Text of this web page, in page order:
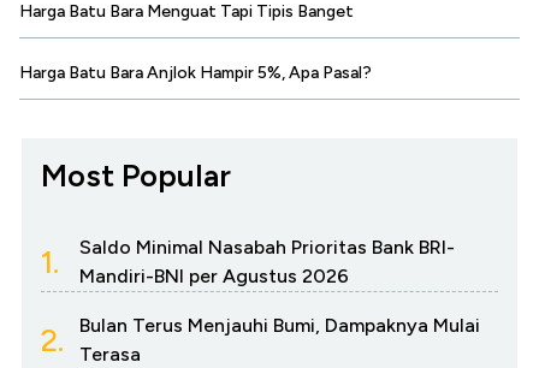
Harga Batu Bara Menguat Tapi Tipis Banget
Harga Batu Bara Anjlok Hampir 5%, Apa Pasal?
Most Popular
1.
Saldo Minimal Nasabah Prioritas Bank BRI-
Mandiri-BNI per Agustus 2026
2.
Bulan Terus Menjauhi Bumi, Dampaknya Mulai
Terasa